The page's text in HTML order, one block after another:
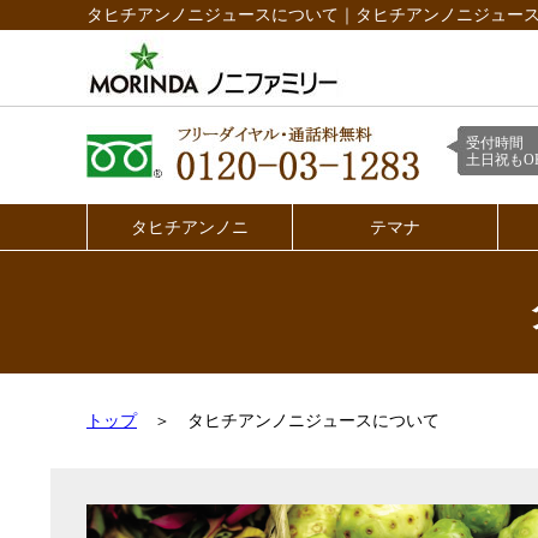
タヒチアンノニジュースについて｜タヒチアンノニジュー
受付時間
土日祝も
タヒチアンノニ テマナ
トップ ＞ タヒチアンノニジュースについて